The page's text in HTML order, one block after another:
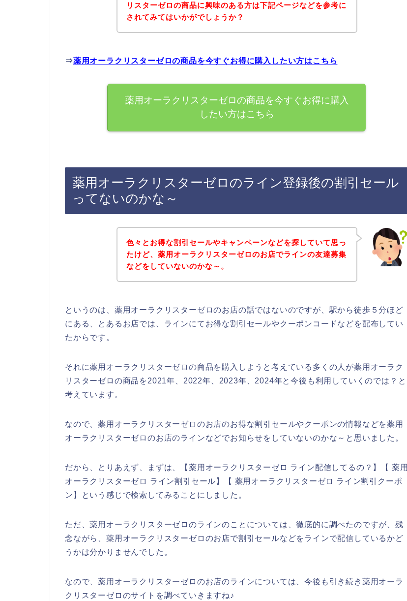
リスターゼロの商品に興味のある方は下記ページなどを参考に
されてみてはいかがでしょうか？
⇒薬用オーラクリスターゼロの商品を今すぐお得に購入したい方はこちら
薬用オーラクリスターゼロの商品を今すぐお得に購入
したい方はこちら
薬用オーラクリスターゼロのライン登録後の割引セール
ってないのかな～
色々とお得な割引セールやキャンペーンなどを探していて思っ
たけど、薬用オーラクリスターゼロのお店でラインの友達募集
などをしていないのかな～。
というのは、薬用オーラクリスターゼロのお店の話ではないのですが、駅から徒歩５分ほど
にある、とあるお店では、ラインにてお得な割引セールやクーポンコードなどを配布してい
たからです。
それに薬用オーラクリスターゼロの商品を購入しようと考えている多くの人が薬用オーラク
リスターゼロの商品を2021年、2022年、2023年、2024年と今後も利用していくのでは？と
考えています。
なので、薬用オーラクリスターゼロのお店のお得な割引セールやクーポンの情報などを薬用
オーラクリスターゼロのお店のラインなどでお知らせをしていないのかな～と思いました。
だから、とりあえず、まずは、【薬用オーラクリスターゼロ ライン配信してるの？】【 薬用
オーラクリスターゼロ ライン割引セール】【 薬用オーラクリスターゼロ ライン割引クーポ
ン】という感じで検索してみることにしました。
ただ、薬用オーラクリスターゼロのラインのことについては、徹底的に調べたのですが、残
念ながら、薬用オーラクリスターゼロのお店で割引セールなどをラインで配信しているかど
うかは分かりませんでした。
なので、薬用オーラクリスターゼロのお店のラインについては、今後も引き続き薬用オーラ
クリスターゼロのサイトを調べていきますね♪